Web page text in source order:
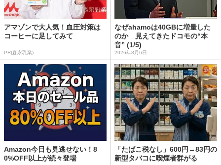
アマゾンで大人気！血圧対策は
コーヒーに足してみて
PR(森永乳業)
なぜahamoは40GBに増量した
のか 見えてきたドコモの“本
音” (1/5)
2026年8月6日
Amazon今日も見逃せない！8
0%OFF以上が続々登場
「たばこ税なし」600円→83円の
新型タバコに喫煙者群がる